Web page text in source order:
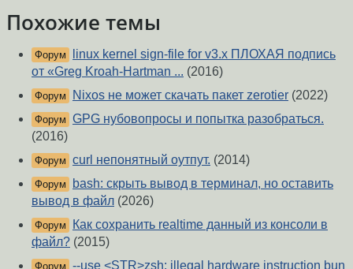
Похожие темы
Форум
linux kernel sign-file for v3.x ПЛОХАЯ подпись
от «Greg Kroah-Hartman ... (2016)
Форум Nixos не может скачать пакет zerotier (2022)
Форум GPG нубовопросы и попытка разобраться.
(2016)
Форум curl непонятный оутпут. (2014)
Форум
bash: скрыть вывод в терминал, но оставить
вывод в файл (2026)
Форум
Как сохранить realtime данный из консоли в
файл? (2015)
Форум --use <STR>zsh: illegal hardware instruction bun